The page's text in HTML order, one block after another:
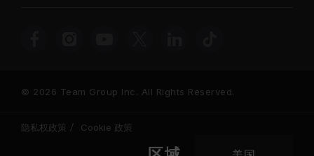
© 2026 Team Group Inc. All Rights Reserved.
隐私权政策 Cookie 政策